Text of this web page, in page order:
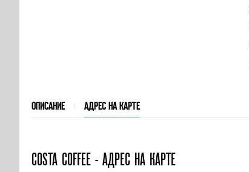
ОПИСАНИЕ АДРЕС НА КАРТЕ
COSTA COFFEE - АДРЕС НА КАРТЕ